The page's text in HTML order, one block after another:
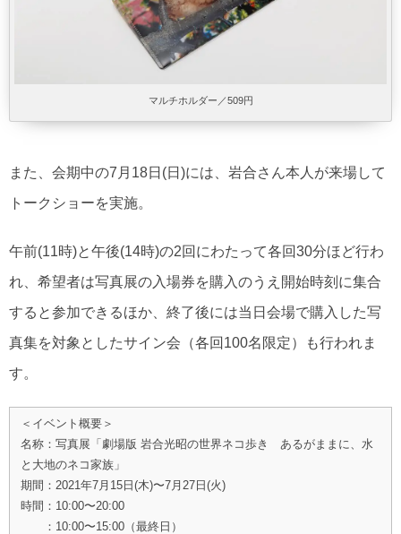
マルチホルダー／509円
また、会期中の7月18日(日)には、岩合さん本人が来場して
トークショーを実施。
午前(11時)と午後(14時)の2回にわたって各回30分ほど行わ
れ、希望者は写真展の入場券を購入のうえ開始時刻に集合
すると参加できるほか、終了後には当日会場で購入した写
真集を対象としたサイン会（各回100名限定）も行われま
す。
＜イベント概要＞
名称：写真展「劇場版 岩合光昭の世界ネコ歩き あるがままに、水
と大地のネコ家族」
期間：2021年7月15日(木)〜7月27日(火)
時間：10:00〜20:00
：10:00〜15:00（最終日）